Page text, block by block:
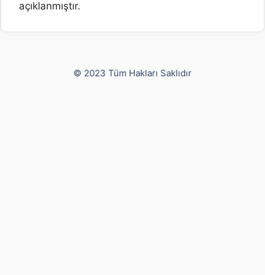
açıklanmıştır.
© 2023 Tüm Hakları Saklıdır